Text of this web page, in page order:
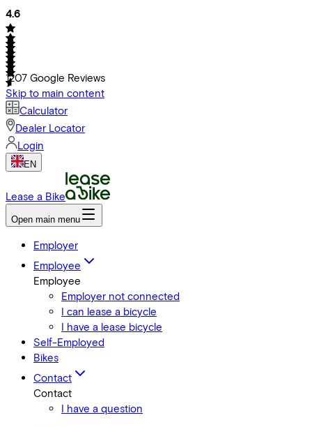
4.6
1207 Google Reviews
Skip to main content
Calculator
Dealer Locator
Login
EN
Lease a Bike
Open main menu
Employer
Employee
Employee
Employer not connected
I can lease a bicycle
I have a lease bicycle
Self-Employed
Bikes
Contact
Contact
I have a question